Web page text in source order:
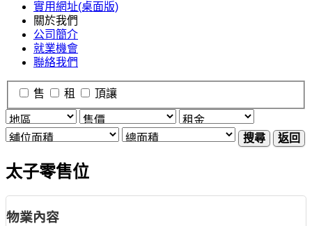
實用網址(桌面版)
關於我們
公司簡介
就業機會
聯絡我們
售 租 頂讓
搜尋 返回
太子零售位
物業內容